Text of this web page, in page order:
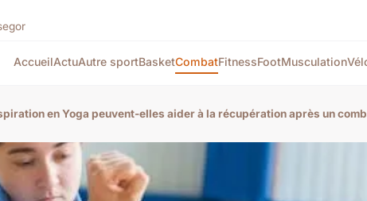
AccueilActuAutre sportBasketCombatFitnessFootMusculation
en Yoga peuvent-elles aider à la récupération après un